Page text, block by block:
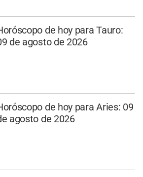
de hoy para Tauro:
de agosto de 2026
de hoy para Aries: 09
agosto de 2026